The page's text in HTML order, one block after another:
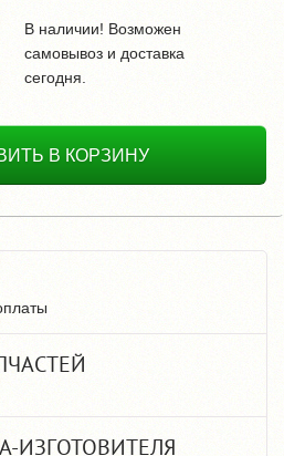
В наличии! Возможен
самовывоз и доставка
сегодня.
В КОРЗИНУ
ИЗГОТОВИТЕЛЯ